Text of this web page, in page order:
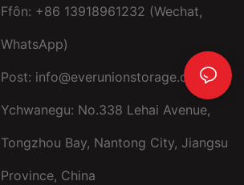
Ffôn: +86 13918961232 (Wechat,
WhatsApp)
Post: info@everunionstorage.com
Ychwanegu: No.338 Lehai Avenue,
Tongzhou Bay, Nantong City, Jiangsu
Province, China